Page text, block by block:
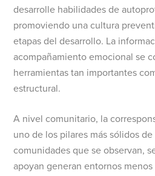
desarrolle habilidades de
promoviendo una cultura
etapas del desarrollo. La
acompañamiento emocional se
herramientas tan importantes
estructural.
A nivel comunitario, la
uno de los pilares más sólidos de
comunidades que se observan,
apoyan generan entornos